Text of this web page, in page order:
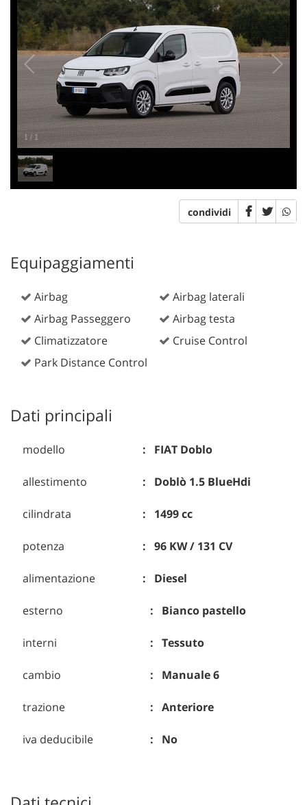
1/1
condividi
Equipaggiamenti
Airbag
Airbag laterali
Airbag Passeggero
Airbag testa
Climatizzatore
Cruise Control
Park Distance Control
Dati principali
modello FIAT Doblo
allestimento Doblò 1.5 BlueHdi
cilindrata 1499 cc
potenza 96 KW / 131 CV
alimentazione Diesel
esterno Bianco pastello
interni Tessuto
cambio Manuale 6
trazione Anteriore
iva deducibile No